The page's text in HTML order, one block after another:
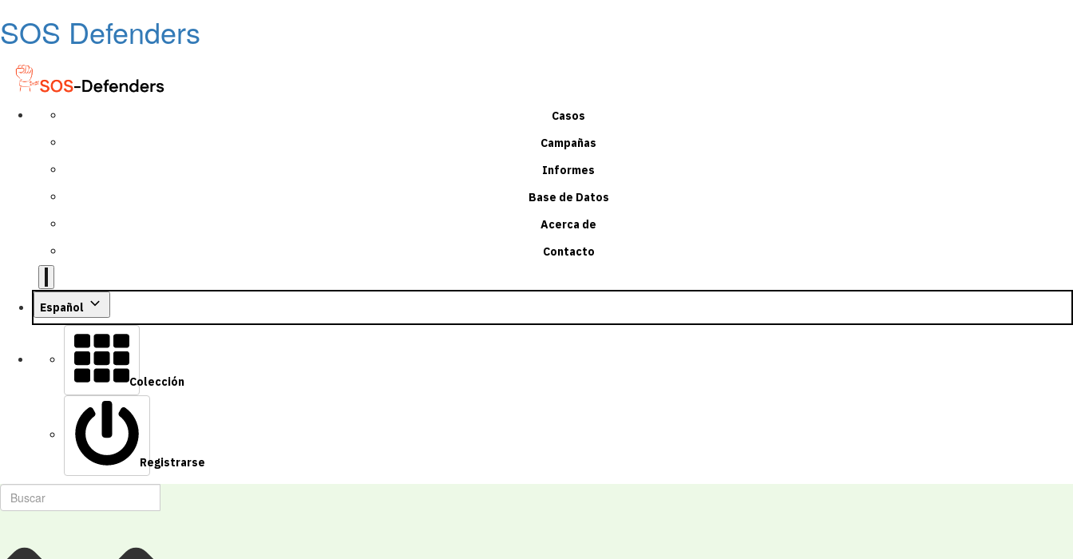
SOS Defenders
Casos
Campañas
Informes
Base de Datos
Acerca de
Contacto
Español
Colección
Registrarse